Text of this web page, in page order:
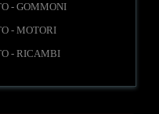
- GOMMONI
- MOTORI
- RICAMBI